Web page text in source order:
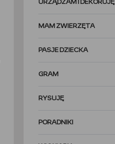
URZĄDZAM I DEKORUJĘ
MAM ZWIERZĘTA
PASJE DZIECKA
GRAM
RYSUJĘ
PORADNIKI